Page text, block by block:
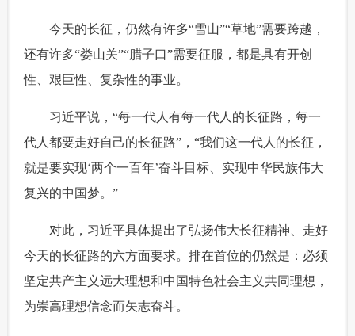
今天的长征，仍然有许多“雪山”“草地”需要跨越，
还有许多“娄山关”“腊子口”需要征服，都是具有开创
性、艰巨性、复杂性的事业。
习近平说，“每一代人有每一代人的长征路，每一
代人都要走好自己的长征路”，“我们这一代人的长征，
就是要实现‘两个一百年’奋斗目标、实现中华民族伟大
复兴的中国梦。”
对此，习近平具体提出了弘扬伟大长征精神、走好
今天的长征路的六方面要求。排在首位的仍然是：必须
坚定共产主义远大理想和中国特色社会主义共同理想，
为崇高理想信念而矢志奋斗。